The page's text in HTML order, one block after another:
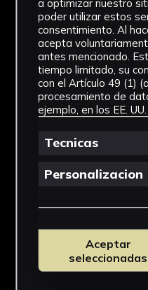
Ver
a optimizar nuestro
poder utilizar estos
consentimiento. Al
acepta
antes mencionado.
tiempo limitado, su
con el Artículo 49 (1)
procesamiento de
ejemplo, en los EE. UU.
Tecnicas
Personalizacion
Aceptar
seleccionadas